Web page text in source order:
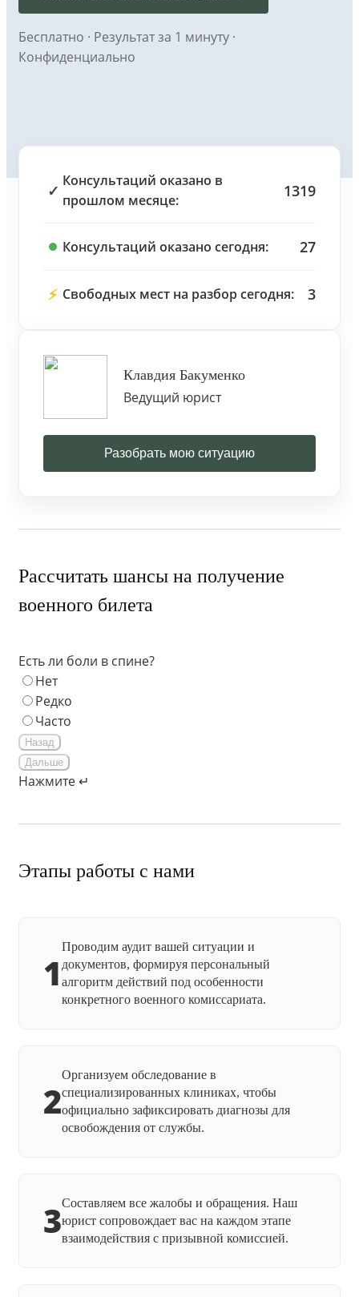
Бесплатно · Результат за 1 минуту ·
Конфиденциально
✓
Консультаций оказано в
прошлом месяце:
1319
Консультаций оказано сегодня: 27
⚡ Свободных мест на разбор сегодня: 3
Клавдия Бакуменко
Ведущий юрист
Разобрать мою ситуацию
Рассчитать шансы на получение
военного билета
Есть ли боли в спине?
Нет
Редко
Часто
Назад
Дальше
Нажмите ↵
Этапы работы с нами
1
Проводим аудит вашей ситуации и
документов, формируя персональный
алгоритм действий под особенности
конкретного военного комиссариата.
2
Организуем обследование в
специализированных клиниках, чтобы
официально зафиксировать диагнозы для
освобождения от службы.
3Составляем все жалобы и обращения. Наш
юрист сопровождает вас на каждом этапе
взаимодействия с призывной комиссией.